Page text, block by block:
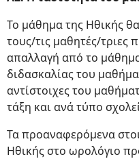
Το μάθημα της Ηθικής
τους/τις μαθητές/τριες
απαλλαγή από το
διδασκαλίας του
αντίστοιχες του
τάξη και ανά τύπο
Τα προαναφερόμενα
Ηθικής στο ωρολόγιο